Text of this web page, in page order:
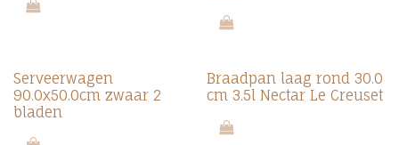
Serveerwagen
90.0x50.0cm zwaar 2
bladen
Braadpan laag rond 30.0
cm 3.5l Nectar Le Creuset